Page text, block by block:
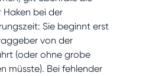
Haken bei der
Sie beginnt erst
von der
(oder ohne grobe
müsste). Bei fehlender